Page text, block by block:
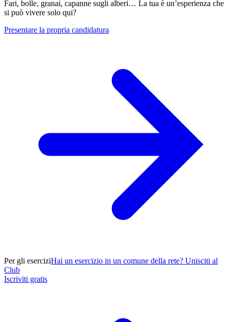
Fari, bolle, granai, capanne sugli alberi… La tua è un’esperienza che
si può vivere solo qui?
Presentare la propria candidatura
Per gli eserciziHai un esercizio in un comune della rete? Unisciti al
Club
Iscriviti gratis